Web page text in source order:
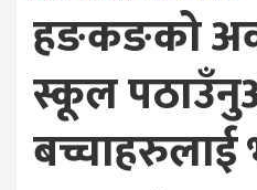
हङकङको
स्कूल
बच्चाहरुलाई